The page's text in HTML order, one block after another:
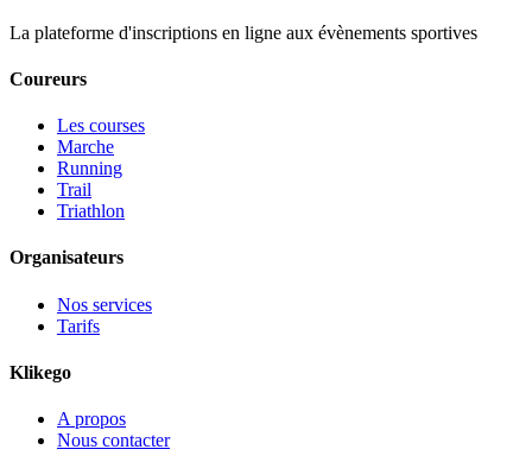
La plateforme d'inscriptions en ligne aux évènements sportives
Coureurs
Les courses
Marche
Running
Trail
Triathlon
Organisateurs
Nos services
Tarifs
Klikego
A propos
Nous contacter